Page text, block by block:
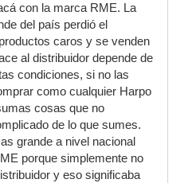
con la marca RME. La
del país perdió el
caros y se venden
al distribuidor depende de
condiciones, si no las
como cualquier Harpo
cosas que no
de lo que sumes.
grande a nivel nacional
porque simplemente no
y eso significaba